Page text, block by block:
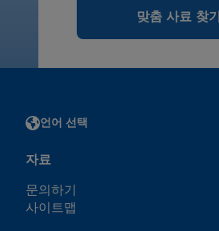
맞춤 사료 찾기
언어 선택
자료
문의하기
사이트맵